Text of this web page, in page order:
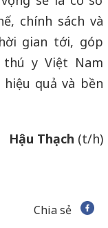
chính sách và
gian tới, góp
thú y Việt Nam
quả và bền
Hậu Thạch (t/h)
Chia sẻ